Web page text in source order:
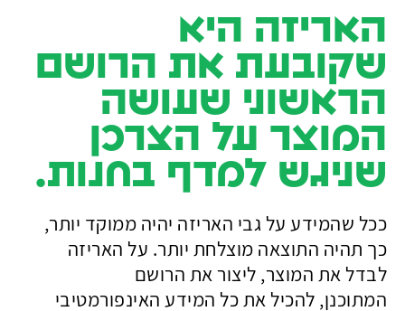
בקרוב,
שיהיה
המשך
יום
נפלא,
ענת
ונגה
בסטודיו
09
8788820
האריזה היא
שקובעת את הרושם
הראשוני שעושה
המוצר על הצרכן
שניגש למדף בחנות.
ככל שהמידע על גבי האריזה יהיה ממוקד יותר,
כך תהיה התוצאה מוצלחת יותר. על האריזה
לבדל את המוצר, ליצור את הרושם
המתוכנן, להכיל את כל המידע האינפורמטיבי